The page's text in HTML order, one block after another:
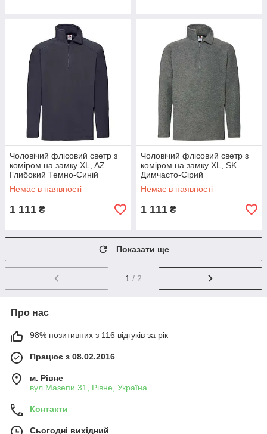
Чоловічий флісовий светр з
коміром на замку XL, AZ
Глибокий Темно-Синій
Немає в наявності
1 111 ₴
Чоловічий флісовий светр з
коміром на замку XL, SK
Димчасто-Сірий
Немає в наявності
1 111 ₴
Показати ще
1 / 2
Про нас
98% позитивних з 116 відгуків за рік
Працює з 08.02.2016
м. Рівне
вул.Мазепи 31, Рівне, Україна
Контакти
Сьогодні вихідний